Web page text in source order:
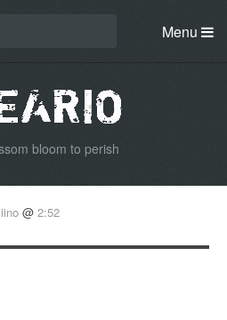
Menu
bloom to perish
@ 2:52